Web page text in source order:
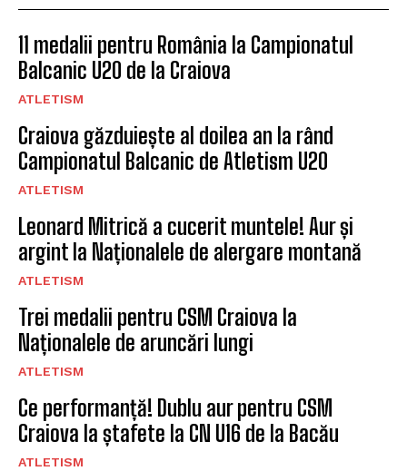
11 medalii pentru România la Campionatul
Balcanic U20 de la Craiova
ATLETISM
Craiova găzduiește al doilea an la rând
Campionatul Balcanic de Atletism U20
ATLETISM
Leonard Mitrică a cucerit muntele! Aur și
argint la Naționalele de alergare montană
ATLETISM
Trei medalii pentru CSM Craiova la
Naționalele de aruncări lungi
ATLETISM
Ce performanță! Dublu aur pentru CSM
Craiova la ștafete la CN U16 de la Bacău
ATLETISM